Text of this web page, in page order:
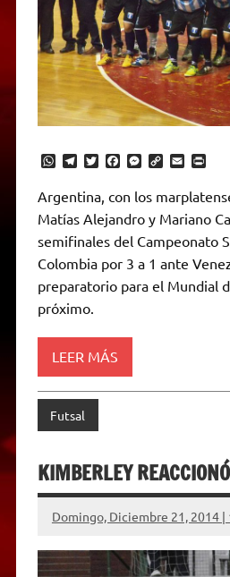
W
t
s
p
p
T
l
e
g
a
m
T
t
t
e
r
F
e
b
o
o
k
M
s
e
n
g
e
C
y
L
n
k
E
a
i
l
P
n
t
F
r
i
n
Argentina, con los
Matías Alejandro y Mariano
semifinales del Campeonato
Colombia por 3 a 1 ante
preparatorio para el Mundial
próximo.
LEER MÁS
Futsal
KIMBERLEY
Domingo, Diciembre 21, 2014 |